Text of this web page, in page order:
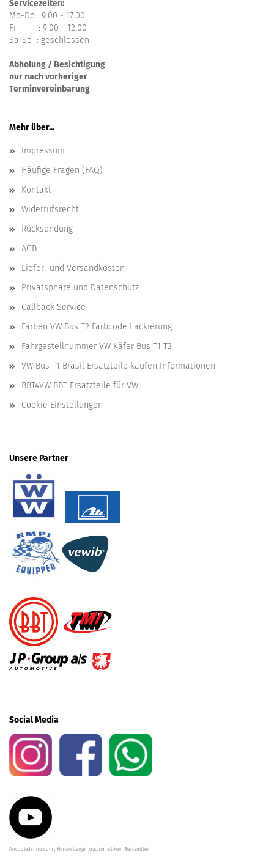
Servicezeiten:
Mo-Do : 9.00 - 17.00
Fr : 9.00 - 12.00
Sa-So : geschlossen
Abholung / Besichtigung
nur nach vorheriger
Terminvereinbarung
Mehr über...
Impressum
Häufige Fragen (FAQ)
Kontakt
Widerrufsrecht
Rücksendung
AGB
Liefer- und Versandkosten
Privatsphäre und Datenschutz
Callback Service
Farben VW Bus T2 Farbcode Lackierung
Fahrgestellnummer VW Käfer Bus T1 T2
VW Bus T1 Brasil Ersatzteile kaufen Informationen
BBT4VW BBT Ersatzteile für VW
Cookie Einstellungen
Unsere Partner
Social Media
Aircooledshop.com , Hintersberger Joachim ist kein Bestandteil